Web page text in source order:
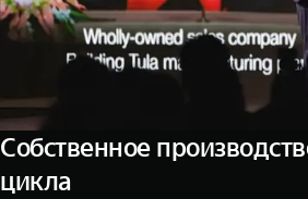
Собственное
цикла